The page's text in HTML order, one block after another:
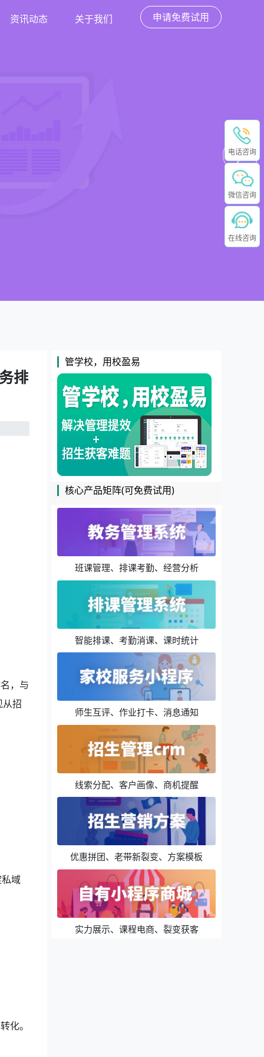
资讯动态 关于我们 申请免费试用
排
，与
招
域
化。
管学校，用校盈易
核心产品矩阵(可免费试用)
班课管理、排课考勤、经营分析
智能排课、考勤消课、课时统计
师生互评、作业打卡、消息通知
线索分配、客户画像、商机提醒
优惠拼团、老带新裂变、方案模板
实力展示、课程电商、裂变获客
电话咨询
微信咨询
在线咨询